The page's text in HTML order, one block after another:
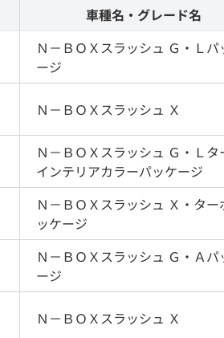
車種名・グレード名
Ｎ－ＢＯＸスラッシュ Ｇ・Ｌパ
ージ
Ｎ－ＢＯＸスラッシュ Ｘ
Ｎ－ＢＯＸスラッシュ Ｇ・Ｌタ
インテリアカラーパッケージ
Ｎ－ＢＯＸスラッシュ Ｘ・ター
ッケージ
Ｎ－ＢＯＸスラッシュ Ｇ・Ａパ
ージ
Ｎ－ＢＯＸスラッシュ Ｘ